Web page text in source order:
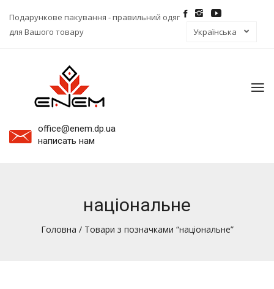
Подарункове пакування - правильний одяг
для Вашого товару
office@enem.dp.ua
написать нам
національне
Головна / Товари з позначками “національне”